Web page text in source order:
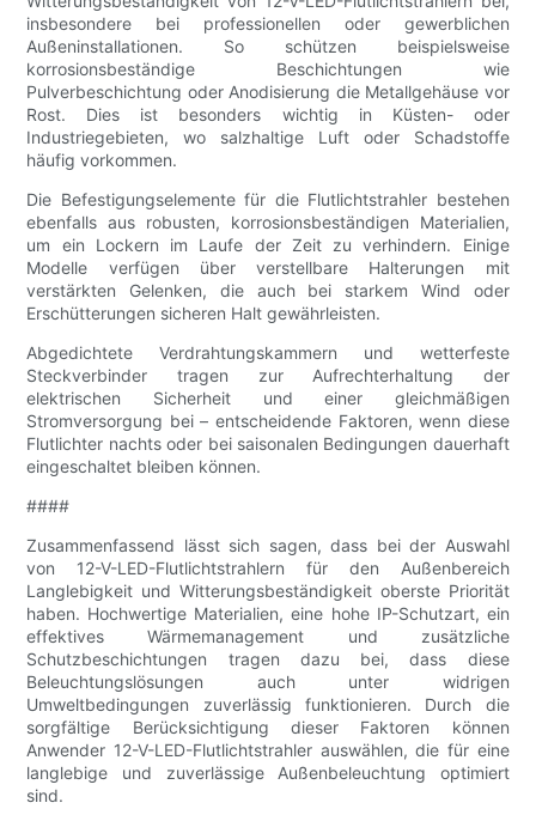
insbesondere bei professionellen oder gewerblichen
Außeninstallationen. So schützen beispielsweise
korrosionsbeständige Beschichtungen wie
Pulverbeschichtung oder Anodisierung die Metallgehäuse vor
Rost. Dies ist besonders wichtig in Küsten- oder
Industriegebieten, wo salzhaltige Luft oder Schadstoffe
häufig vorkommen.
Die Befestigungselemente für die Flutlichtstrahler bestehen
ebenfalls aus robusten, korrosionsbeständigen Materialien,
um ein Lockern im Laufe der Zeit zu verhindern. Einige
Modelle verfügen über verstellbare Halterungen mit
verstärkten Gelenken, die auch bei starkem Wind oder
Erschütterungen sicheren Halt gewährleisten.
Abgedichtete Verdrahtungskammern und wetterfeste
Steckverbinder tragen zur Aufrechterhaltung der
elektrischen Sicherheit und einer gleichmäßigen
Stromversorgung bei – entscheidende Faktoren, wenn diese
Flutlichter nachts oder bei saisonalen Bedingungen dauerhaft
eingeschaltet bleiben können.
####
Zusammenfassend lässt sich sagen, dass bei der Auswahl
von 12-V-LED-Flutlichtstrahlern für den Außenbereich
Langlebigkeit und Witterungsbeständigkeit oberste Priorität
haben. Hochwertige Materialien, eine hohe IP-Schutzart, ein
effektives Wärmemanagement und zusätzliche
Schutzbeschichtungen tragen dazu bei, dass diese
Beleuchtungslösungen auch unter widrigen
Umweltbedingungen zuverlässig funktionieren. Durch die
sorgfältige Berücksichtigung dieser Faktoren können
Anwender 12-V-LED-Flutlichtstrahler auswählen, die für eine
langlebige und zuverlässige Außenbeleuchtung optimiert
sind.